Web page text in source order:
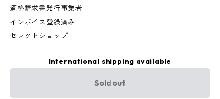
適格請求書発行事業者
インボイス登録済み
セレクトショップ
International shipping available
Sold out